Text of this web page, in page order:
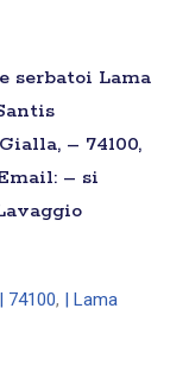
serbatoi Lama
– 74100,
– si
| 74100, | Lama